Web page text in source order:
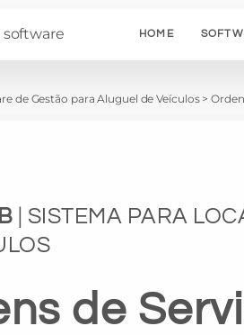
HOME
de Gestão para Aluguel de Veículos>
| SISTEMA PARA
de